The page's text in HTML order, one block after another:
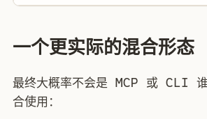
一个更实际的混合形态
最终大概率不会是 MCP 或 CLI
合使用：